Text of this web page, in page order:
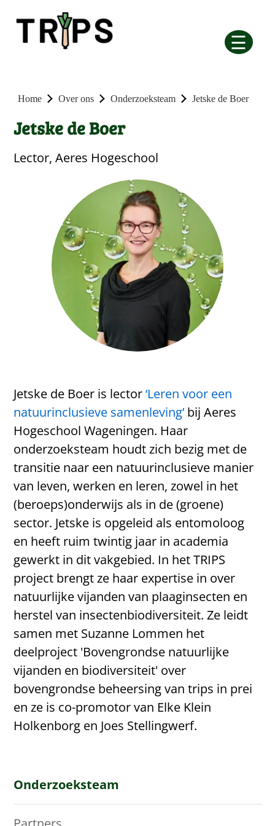
☰
Home Over ons Onderzoeksteam Jetske de Boer
Jetske de Boer
Lector, Aeres Hogeschool
Jetske de Boer is lector‘Leren voor een
natuurinclusieve samenleving’ bij Aeres
Hogeschool Wageningen. Haar
onderzoeksteam houdt zich bezig met de
transitie naar een natuurinclusieve manier
van leven, werken en leren, zowel in het
(beroeps)onderwijs als in de (groene)
sector. Jetske is opgeleid als entomoloog
en heeft ruim twintig jaar in academia
gewerkt in dit vakgebied. In het TRIPS
project brengt ze haar expertise in over
natuurlijke vijanden van plaaginsecten en
herstel van insectenbiodiversiteit. Ze leidt
samen met Suzanne Lommen het
deelproject 'Bovengrondse natuurlijke
vijanden en biodiversiteit' over
bovengrondse beheersing van trips in prei
en ze is co-promotor van Elke Klein
Holkenborg en Joes Stellingwerf.
Onderzoeksteam